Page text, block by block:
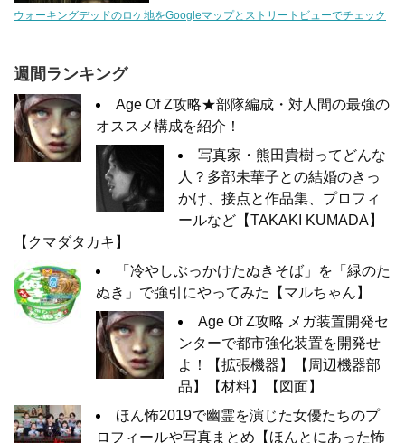
ウォーキングデッドのロケ地をGoogleマップとストリートビューでチェック
週間ランキング
Age Of Z攻略★部隊編成・対人間の最強の
オススメ構成を紹介！
写真家・熊田貴樹ってどんな
人？多部未華子との結婚のきっ
かけ、接点と作品集、プロフィ
ールなど【TAKAKI KUMADA】
【クマダタカキ】
「冷やしぶっかけたぬきそば」を「緑のた
ぬき」で強引にやってみた【マルちゃん】
Age Of Z攻略 メガ装置開発セ
ンターで都市強化装置を開発せ
よ！【拡張機器】【周辺機器部
品】【材料】【図面】
ほん怖2019で幽霊を演じた女優たちのプ
ロフィールや写真まとめ【ほんとにあった怖